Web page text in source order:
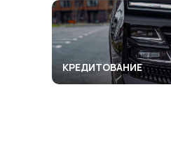
КРЕДИТОВАНИЕ